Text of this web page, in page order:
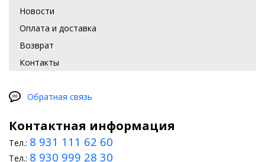
Новости
Оплата и доставка
Возврат
Контакты
Обратная связь
Контактная информация
Тел.: 8 931 111 62 60
Тел.: 8 930 999 28 30